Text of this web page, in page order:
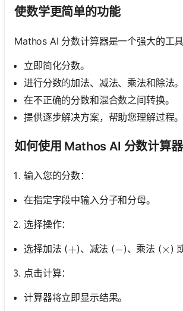
使数学更简单的功能
Mathos AI 分数计算器是一个强大的工具
立即简化分数。
进行分数的加法、减法、乘法和除法。
在不正确的分数和混合数之间转换。
提供逐步解决方案，帮助您理解过程。
如何使用 Mathos AI 分数计算器
输入您的分数：
在指定字段中输入分子和分母。
选择操作：
选择加法 (+
+)、减法 (-
−)、乘法 ( × )
点击计算：
计算器将立即显示结果。